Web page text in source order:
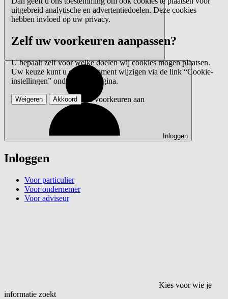
Inloggen
Inloggen
Voor particulier
Voor ondernemer
Voor adviseur
Kies voor wie je
informatie zoekt
uitgebreid analytische en advertentiedoelen. Deze cookies
hebben invloed op uw privacy.
Zelf uw voorkeuren aanpassen?
U bepaalt zelf voor welke doelen wij cookies mogen plaatsen.
Uw keuze kunt u op elk moment wijzigen via de link “Cookie-
instellingen” onderaan de pagina.
Pas voorkeuren aan
Weigeren Akkoord